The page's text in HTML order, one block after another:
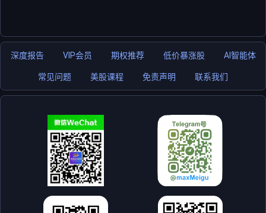
深度报告 VIP会员 期权推荐 低价暴涨股 AI智能体
常见问题 美股课程 免责声明 联系我们